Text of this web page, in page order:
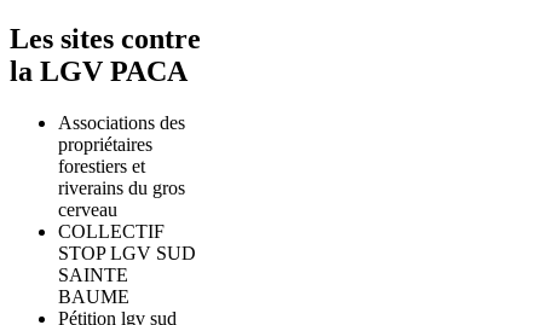
Les sites contre
la LGV PACA
Associations des
propriétaires
forestiers et
riverains du gros
cerveau
COLLECTIF
STOP LGV SUD
SAINTE
BAUME
Pétition lgv sud